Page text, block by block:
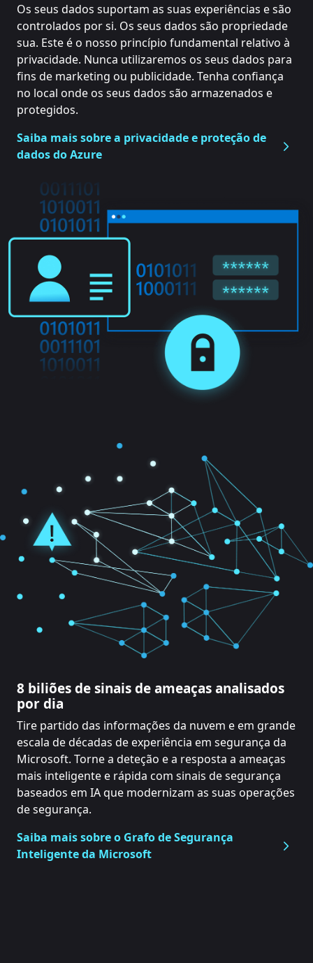
Os seus dados suportam as suas experiências e são
controlados por si. Os seus dados são propriedade
sua. Este é o nosso princípio fundamental relativo à
privacidade. Nunca utilizaremos os seus dados para
fins de marketing ou publicidade. Tenha confiança
no local onde os seus dados são armazenados e
protegidos.
Saiba mais sobre a privacidade e proteção de
dados do Azure
8 biliões de sinais de ameaças analisados
por dia
Tire partido das informações da nuvem e em grande
escala de décadas de experiência em segurança da
Microsoft. Torne a deteção e a resposta a ameaças
mais inteligente e rápida com sinais de segurança
baseados em IA que modernizam as suas operações
de segurança.
Saiba mais sobre o Grafo de Segurança
Inteligente da Microsoft